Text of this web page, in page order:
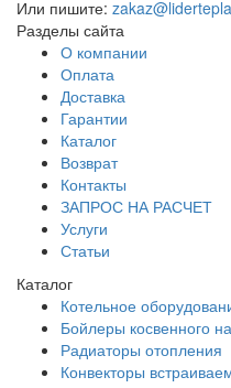
Или пишите:
Разделы сайта
О компании
Оплата
Доставка
Гарантии
Каталог
Возврат
Контакты
ЗАПРОС НА РАСЧЕТ
Услуги
Статьи
Каталог
Котельное
Бойлеры косвенного
Радиаторы отопления
Конвекторы